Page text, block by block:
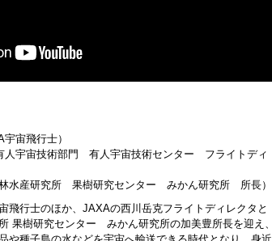
宙飛行士）
人宇宙技術部門 有人宇宙技術センター フライトディ
林水産研究所 果樹研究センター みかん研究所 所長）
飛行士のほか、JAXAの西川岳克フライトディレクタと
果樹研究センター みかん研究所の加美豊所長を迎え、